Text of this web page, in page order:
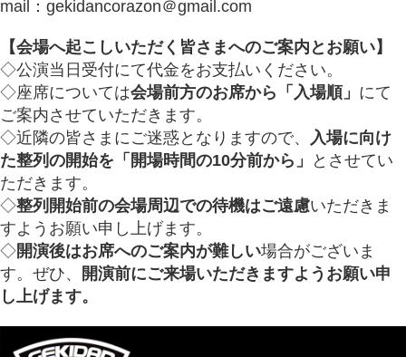
mail：gekidancorazon＠gmail.com
【会場へ起こしいただく皆さまへのご案内とお願い】
◇公演当日受付にて代金をお支払いください。
◇座席については会場前方のお席から「入場順」 にて
ご案内させていただきます。
◇近隣の皆さまにご迷惑となりますので、 入場に向け
た整列の開始を「開場時間の10分前から」
とさせてい
ただきます。
◇整列開始前の会場周辺での待機はご遠慮いただきま
すようお願い申し上げます。
◇開演後はお席へのご案内が難しい場合がございま
す。ぜひ、
開演前にご来場いただきますようお願い申
し上げます。